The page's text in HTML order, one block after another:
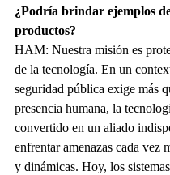
¿Podría brindar ejemplos
productos?
HAM: Nuestra misión es
de la tecnología. En un
seguridad pública exige más
presencia humana, la
convertido en un aliado
enfrentar amenazas cada vez
y dinámicas. Hoy, los